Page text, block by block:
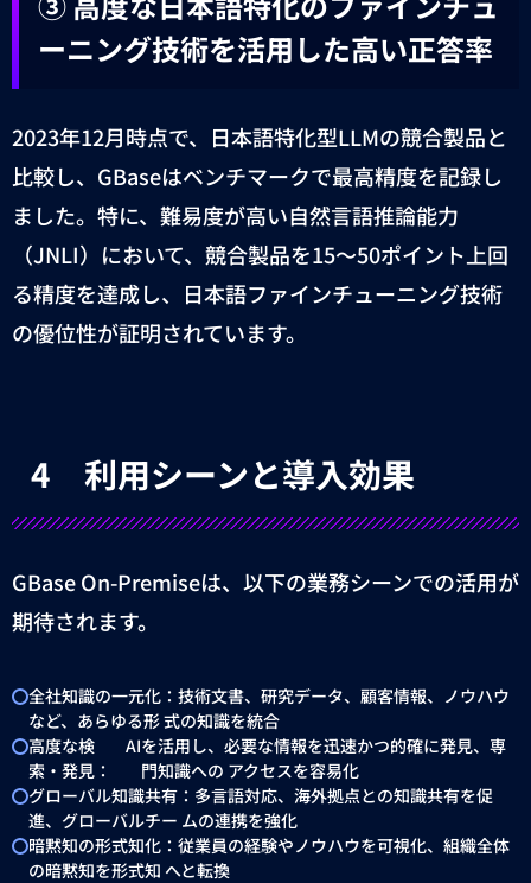
ーニング技術を活用した高い正答率
2023年12月時点で、日本語特化型LLMの競合製品と
比較し、 GBaseはベンチマークで最高精度を記録し
ました。特に、難易度が高い自然言語推論能力
（JNLI）において、競合製品を15〜50ポイント上回
る精度を達成し、日本語ファインチューニング技術
の優位性が証明されています。
4 利用シーンと導入効果
GBase On-Premiseは、以下の業務シーンでの活用が
期待されます。
全社知識の一元化：技術文書、研究データ、顧客情報、ノウハウ
など、あらゆる形 式の知識を統合
高度な検
索・発見：
AIを活用し、必要な情報を迅速かつ的確に発見、専
門知識への アクセスを容易化
グローバル知識共有：多言語対応、海外拠点との知識共有を促
進、グローバルチー ムの連携を強化
暗黙知の形式知化：従業員の経験やノウハウを可視化、組織全体
の暗黙知を形式知 へと転換